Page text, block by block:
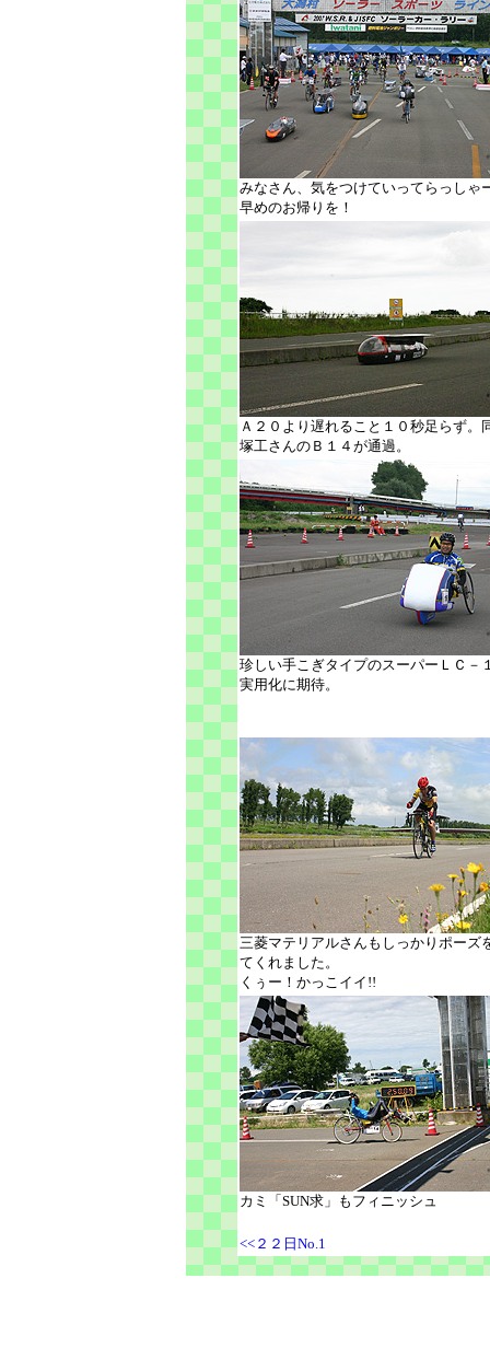
みなさん、気をつけていってらっしゃ
早めのお帰りを！
Ａ２０より遅れること１０秒足らず。
塚工さんのＢ１４が通過。
珍しい手こぎタイプのスーパーＬＣ－
実用化に期待。
三菱マテリアルさんもしっかりポーズ
てくれました。
くぅー！かっこイイ!!
カミ「SUN求」もフィニッシュ
<<２２日No.1